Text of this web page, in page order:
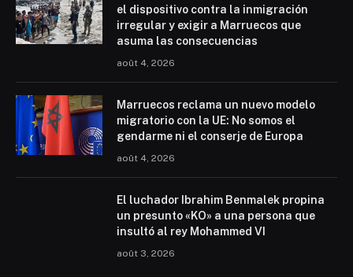
el dispositivo contra la inmigración
irregular y exigir a Marruecos que
asuma las consecuencias
août 4, 2026
Marruecos reclama un nuevo modelo
migratorio con la UE: No somos el
gendarme ni el conserje de Europa
août 4, 2026
El luchador Ibrahim Benmalek propina
un presunto «KO» a una persona que
insultó al rey Mohammed VI
août 3, 2026